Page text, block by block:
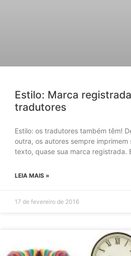
Estilo: Marca
tradutores
Estilo: os tradutores também têm!
outra, os autores sempre imprimem
texto, quase sua marca registrada.
LEIA MAIS »
17 de fevereiro de 2016